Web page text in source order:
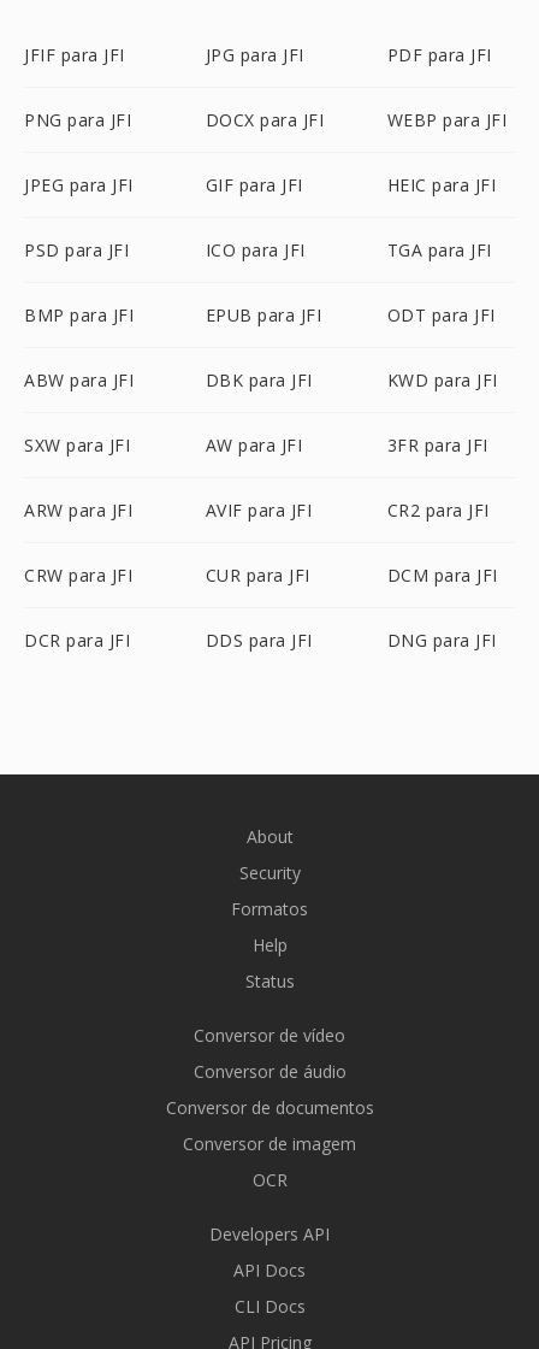
JFIF para JFI JPG para JFI PDF para JFI
PNG para JFI DOCX para JFI WEBP para JFI
JPEG para JFI GIF para JFI HEIC para JFI
PSD para JFI ICO para JFI TGA para JFI
BMP para JFI EPUB para JFI ODT para JFI
ABW para JFI DBK para JFI KWD para JFI
SXW para JFI AW para JFI 3FR para JFI
ARW para JFI AVIF para JFI CR2 para JFI
CRW para JFI CUR para JFI DCM para JFI
DCR para JFI DDS para JFI DNG para JFI
About
Security
Formatos
Help
Status
Conversor de vídeo
Conversor de áudio
Conversor de documentos
Conversor de imagem
OCR
Developers API
API Docs
CLI Docs
API Pricing